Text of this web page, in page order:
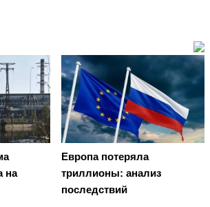
на
Европа потеряла
триллионы: анализ
последствий